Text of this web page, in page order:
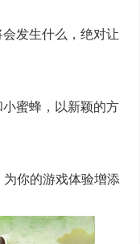
发生什么，绝对让
蜜蜂，以新颖的方
你的游戏体验增添